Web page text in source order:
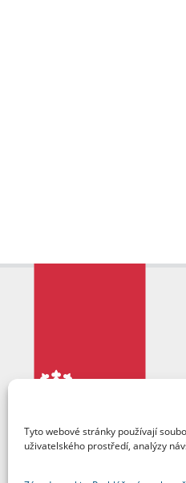
Tyto webové stránky používají
uživatelského prostředí, analýzy